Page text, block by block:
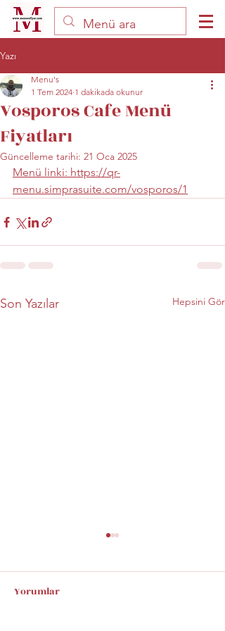
Yazı
Vosporos Cafe Menü
Fiyatları
Menu's
1 Tem 2024 1 dakikada okunur
Güncelleme tarihi: 21 Oca 2025
Menü linki: https://qr-
menu.simprasuite.com/vosporos/1
Son Yazılar Hepsini Gör
Yorumlar